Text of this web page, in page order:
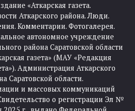
«Аткарская газета.
Аткарского района. Люди.
Комментарии. Фотогалерея.
автономное учреждение
района Саратовской области
газета» (МАУ «Редакция
Администрация Аткарского
Саратовской области.
и массовых коммуникаций
о регистрации Эл №